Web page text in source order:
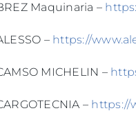
Maquinaria –
– https://
MICHELIN –
– https://